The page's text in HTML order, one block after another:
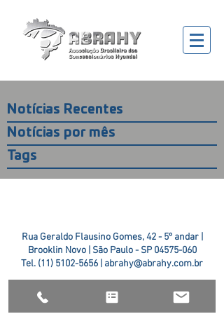
Notícias Recentes
Notícias por mês
Tags
Rua Geraldo Flausino Gomes, 42 - 5º andar |
Brooklin Novo | São Paulo - SP 04575-060
Tel. (11) 5102-5656 abrahy@abrahy.com.br
©2018 ABRAHY. criado pela TR2 Art + Design